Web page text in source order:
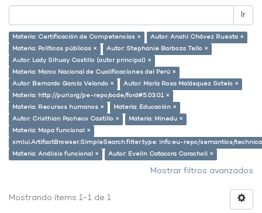
Ir
Materia: Certificación de Competencias ×
Autor: Anahí Chávez Ruesta ×
Materia: Políticas públicas ×
Autor: Stephanie Barboza Tello ×
Autor: Lady Sihuay Castillo (autor principal) ×
Materia: Marco Nacional de Cualificaciones del Perú ×
Autor: Bernardo García Velando ×
Autor: María Rosa Malásquez Sotelo ×
Materia: http://purl.org/pe-repo/ocde/ford#5.03.01 ×
Materia: Recursos humanos ×
Materia: Educación ×
Autor: Cristhian Pacheco Castillo ×
Materia: Minedu ×
Materia: Mapa funcional ×
xmlui.ArtifactBrowser.SimpleSearch.filter.type: info:eu-repo/semantics/
Materia: Análisis funcional ×
Autor: Evelin Catacora Caracholi ×
Mostrar filtros avanzados
Mostrando ítems 1-1 de 1